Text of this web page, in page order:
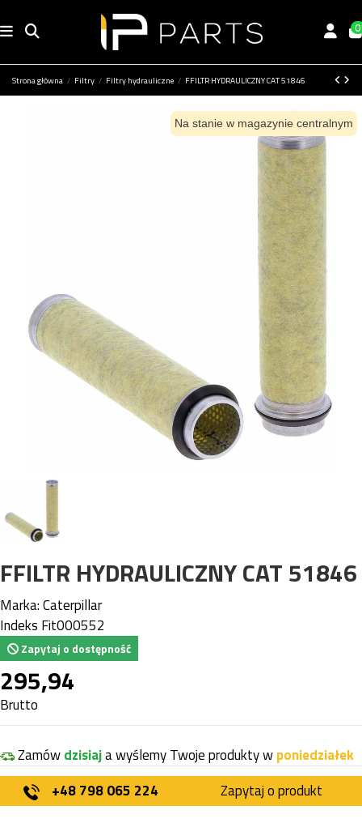
0
Strona główna Filtry Filtry hydrauliczne FFILTR HYDRAULICZNY CAT 51846
Na stanie w magazynie centralnym
FFILTR HYDRAULICZNY CAT 51846
Marka:Caterpillar
Indeks Fit000552
Zapytaj o dostępność
295,94
Brutto
Zamówdzisiaja wyślemy Twoje produkty wponiedziałek
+48 798 065 224
Zapytaj o produkt